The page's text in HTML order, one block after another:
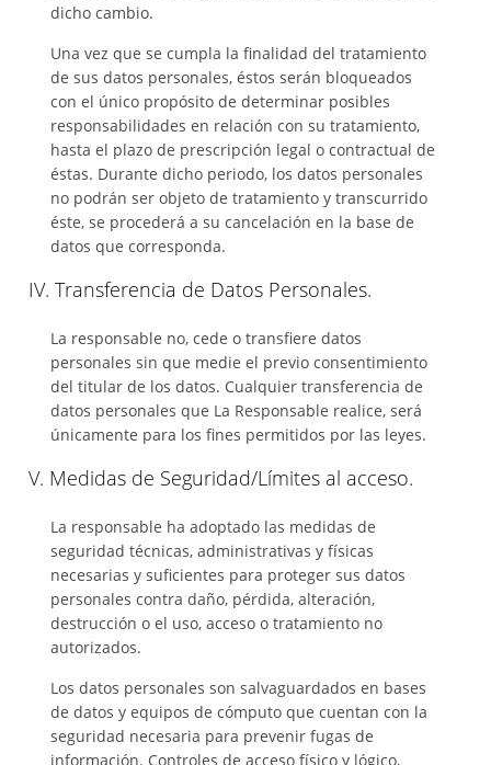
dicho cambio.
Una vez que se cumpla la finalidad del tratamiento
de sus datos personales, éstos serán bloqueados
con el único propósito de determinar posibles
responsabilidades en relación con su tratamiento,
hasta el plazo de prescripción legal o contractual de
éstas. Durante dicho periodo, los datos personales
no podrán ser objeto de tratamiento y transcurrido
éste, se procederá a su cancelación en la base de
datos que corresponda.
IV. Transferencia de Datos Personales.
La responsable no, cede o transfiere datos
personales sin que medie el previo consentimiento
del titular de los datos. Cualquier transferencia de
datos personales que La Responsable realice, será
únicamente para los fines permitidos por las leyes.
V. Medidas de Seguridad/Límites al acceso.
La responsable ha adoptado las medidas de
seguridad técnicas, administrativas y físicas
necesarias y suficientes para proteger sus datos
personales contra daño, pérdida, alteración,
destrucción o el uso, acceso o tratamiento no
autorizados.
Los datos personales son salvaguardados en bases
de datos y equipos de cómputo que cuentan con la
seguridad necesaria para prevenir fugas de
información. Controles de acceso físico y lógico,